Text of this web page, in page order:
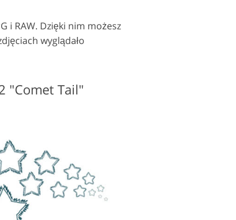
i RAW. Dzięki nim możesz
wyglądało
"Comet Tail"